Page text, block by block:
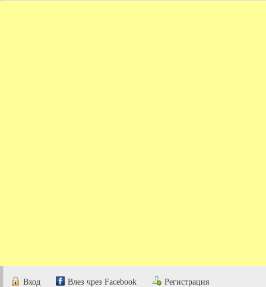
Вход Влез чрез Facebook Регистрация